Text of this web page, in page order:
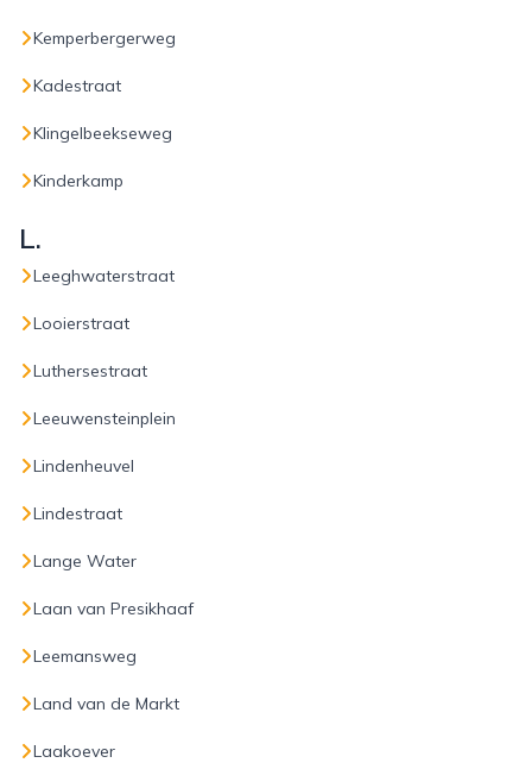
Kemperbergerweg
Kadestraat
Klingelbeekseweg
Kinderkamp
L.
Leeghwaterstraat
Looierstraat
Luthersestraat
Leeuwensteinplein
Lindenheuvel
Lindestraat
Lange Water
Laan van Presikhaaf
Leemansweg
Land van de Markt
Laakoever